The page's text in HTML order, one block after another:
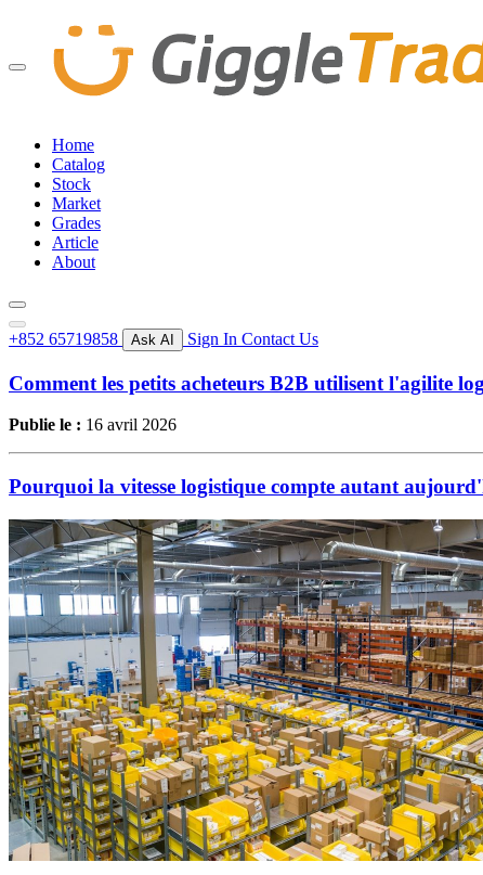
Home
Catalog
Stock
Market
Grades
Article
About
+852 65719858 Ask AI Sign In Contact Us
Comment les petits acheteurs B2B utilisent l'agilite
Publie le : 16 avril 2026
Pourquoi la vitesse logistique compte autant